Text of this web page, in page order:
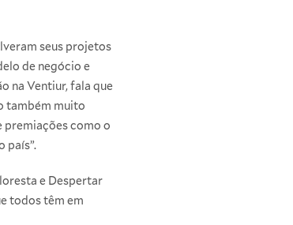
seus projetos
de negócio e
na Ventiur, fala que
também muito
premiações como o
país”.
e Despertar
todos têm em